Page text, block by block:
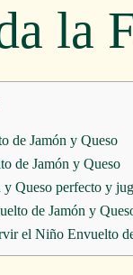
la
de Jamón y Queso
de Jamón y Queso
Queso perfecto y
de Jamón y
el Niño Envuelto